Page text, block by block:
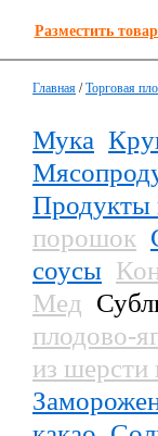
Разместить
Главная /Торговая
Мука
Продукты
порошок
соусы
Мед
плодово-
из